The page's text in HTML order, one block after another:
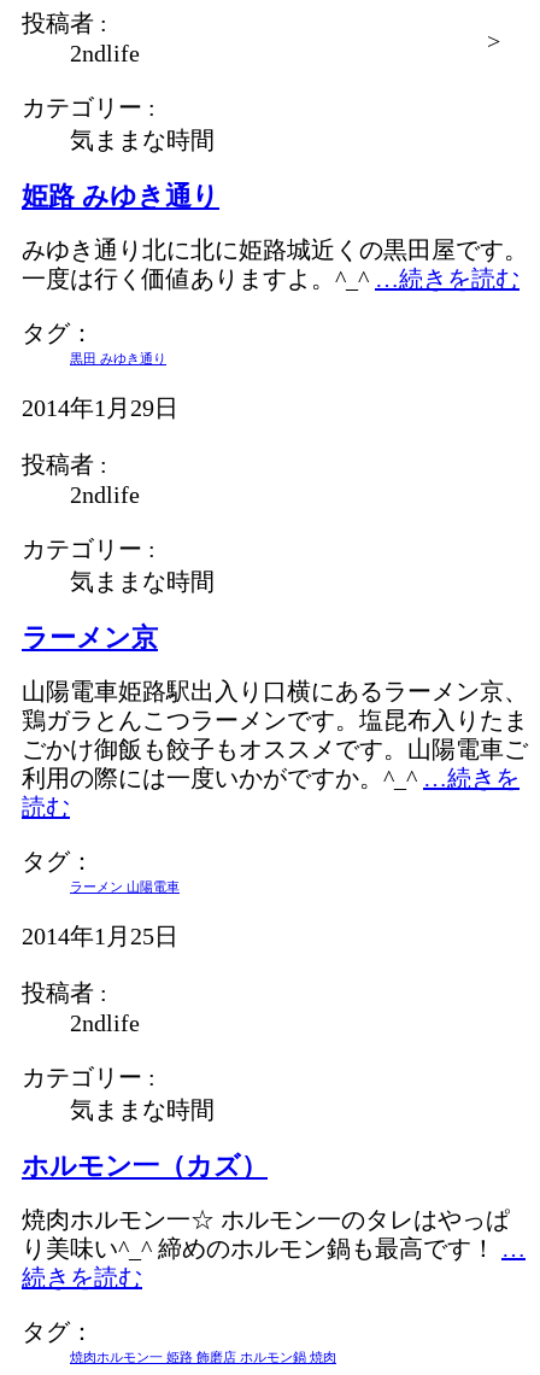
>
投稿者 :
2ndlife
カテゴリー :
気ままな時間
姫路 みゆき通り
みゆき通り北に北に姫路城近くの黒田屋です。
一度は行く価値ありますよ。^_^ …続きを読む
タグ：
黒田 みゆき通り
2014年1月29日
投稿者 :
2ndlife
カテゴリー :
気ままな時間
ラーメン京
山陽電車姫路駅出入り口横にあるラーメン京、
鶏ガラとんこつラーメンです。塩昆布入りたま
ごかけ御飯も餃子もオススメです。山陽電車ご
利用の際には一度いかがですか。^_^ …続きを
読む
タグ：
ラーメン 山陽電車
2014年1月25日
投稿者 :
2ndlife
カテゴリー :
気ままな時間
ホルモン一（カズ）
焼肉ホルモン一☆ ホルモン一のタレはやっぱ
り美味い^_^ 締めのホルモン鍋も最高です！ …
続きを読む
タグ：
焼肉ホルモン一 姫路 飾磨店 ホルモン鍋 焼肉